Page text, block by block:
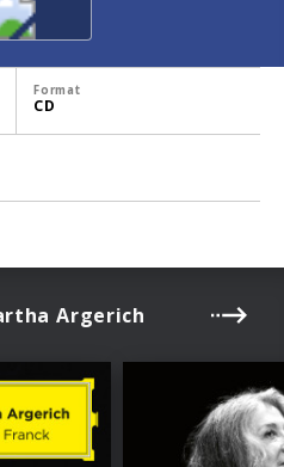
Format
CD
Argerich